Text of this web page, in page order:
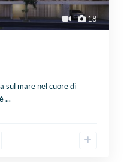
18
sul mare nel cuore di
...